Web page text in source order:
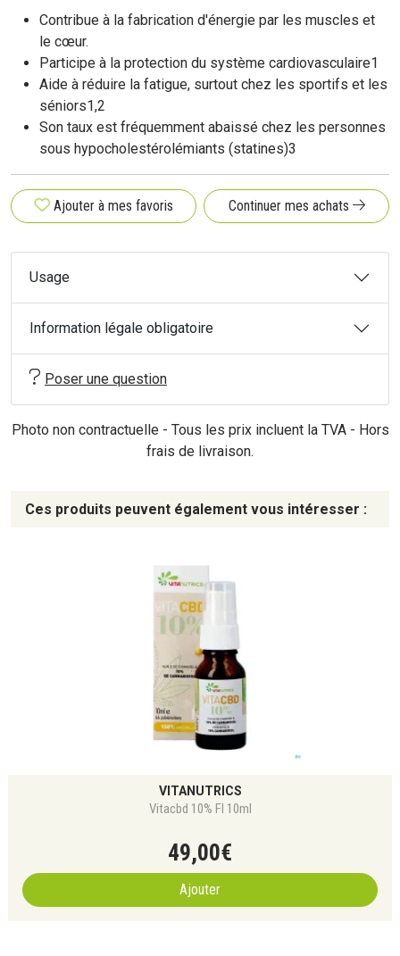
Contribue à la fabrication d'énergie par les muscles et
le cœur.
Participe à la protection du système cardiovasculaire1
Aide à réduire la fatigue, surtout chez les sportifs et les
séniors1,2
Son taux est fréquemment abaissé chez les personnes
sous hypocholestérolémiants (statines)3
Ajouter à mes favoris Continuer mes achats
Usage
Information légale obligatoire
Poser une question
Photo non contractuelle - Tous les prix incluent la TVA - Hors
frais de livraison.
Ces produits peuvent également vous intéresser :
VITANUTRICS
Vitacbd 10% Fl 10ml
49,00€
Ajouter